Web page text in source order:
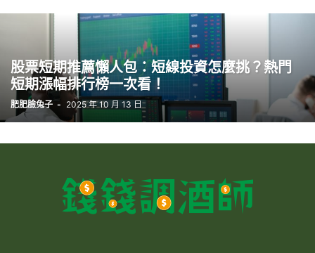
股票短期推薦懶人包：短線投資怎麼挑？熱門
短期漲幅排行榜一次看！
肥肥臉兔子 - 2025 年 10 月 13 日